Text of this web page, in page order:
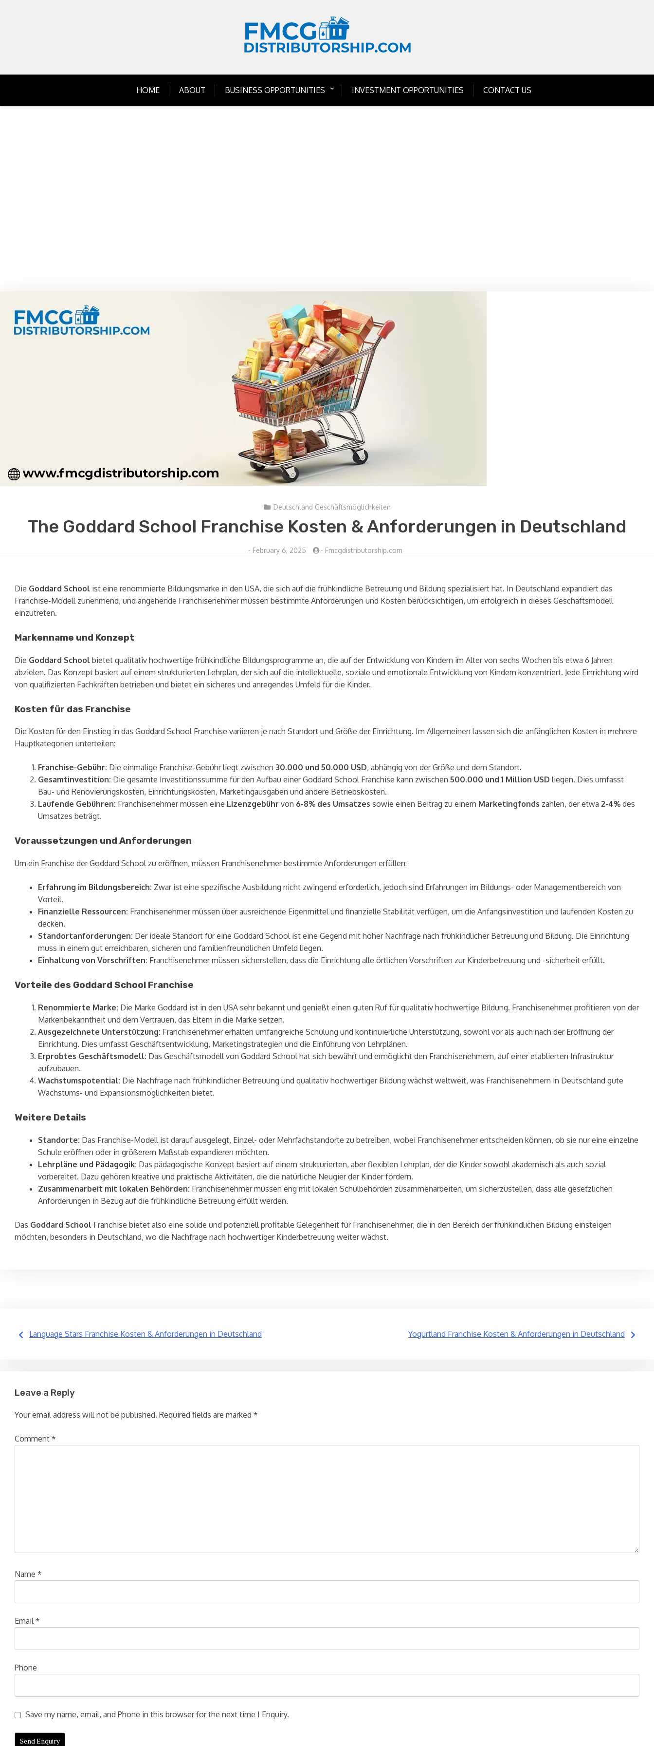
HOME ABOUT BUSINESS OPPORTUNITIES INVESTMENT OPPORTUNITIES CONTACT US
Deutschland Geschäftsmöglichkeiten
The Goddard School Franchise Kosten & Anforderungen in Deutschland
- February 6, 2025 - Fmcgdistributorship.com
Die Goddard School ist eine renommierte Bildungsmarke in den USA, die sich auf die frühkindliche Betreuung und Bildung spezialisiert hat. In Deutschland expandiert das
Franchise-Modell zunehmend, und angehende Franchisenehmer müssen bestimmte Anforderungen und Kosten berücksichtigen, um erfolgreich in dieses Geschäftsmodell
einzutreten.
Markenname und Konzept
Die Goddard School bietet qualitativ hochwertige frühkindliche Bildungsprogramme an, die auf der Entwicklung von Kindern im Alter von sechs Wochen bis etwa 6 Jahren
abzielen. Das Konzept basiert auf einem strukturierten Lehrplan, der sich auf die intellektuelle, soziale und emotionale Entwicklung von Kindern konzentriert. Jede Einrichtung wird
von qualifizierten Fachkräften betrieben und bietet ein sicheres und anregendes Umfeld für die Kinder.
Kosten für das Franchise
Die Kosten für den Einstieg in das Goddard School Franchise variieren je nach Standort und Größe der Einrichtung. Im Allgemeinen lassen sich die anfänglichen Kosten in mehrere
Hauptkategorien unterteilen:
Franchise-Gebühr: Die einmalige Franchise-Gebühr liegt zwischen 30.000 und 50.000 USD, abhängig von der Größe und dem Standort.
Gesamtinvestition: Die gesamte Investitionssumme für den Aufbau einer Goddard School Franchise kann zwischen 500.000 und 1 Million USD liegen. Dies umfasst
Bau- und Renovierungskosten, Einrichtungskosten, Marketingausgaben und andere Betriebskosten.
Laufende Gebühren: Franchisenehmer müssen eine Lizenzgebühr von 6-8% des Umsatzes sowie einen Beitrag zu einem Marketingfonds zahlen, der etwa 2-4% des
Umsatzes beträgt.
Voraussetzungen und Anforderungen
Um ein Franchise der Goddard School zu eröffnen, müssen Franchisenehmer bestimmte Anforderungen erfüllen:
Erfahrung im Bildungsbereich: Zwar ist eine spezifische Ausbildung nicht zwingend erforderlich, jedoch sind Erfahrungen im Bildungs- oder Managementbereich von
Vorteil.
Finanzielle Ressourcen: Franchisenehmer müssen über ausreichende Eigenmittel und finanzielle Stabilität verfügen, um die Anfangsinvestition und laufenden Kosten zu
decken.
Standortanforderungen: Der ideale Standort für eine Goddard School ist eine Gegend mit hoher Nachfrage nach frühkindlicher Betreuung und Bildung. Die Einrichtung
muss in einem gut erreichbaren, sicheren und familienfreundlichen Umfeld liegen.
Einhaltung von Vorschriften: Franchisenehmer müssen sicherstellen, dass die Einrichtung alle örtlichen Vorschriften zur Kinderbetreuung und -sicherheit erfüllt.
Vorteile des Goddard School Franchise
Renommierte Marke: Die Marke Goddard ist in den USA sehr bekannt und genießt einen guten Ruf für qualitativ hochwertige Bildung. Franchisenehmer profitieren von der
Markenbekanntheit und dem Vertrauen, das Eltern in die Marke setzen.
Ausgezeichnete Unterstützung: Franchisenehmer erhalten umfangreiche Schulung und kontinuierliche Unterstützung, sowohl vor als auch nach der Eröffnung der
Einrichtung. Dies umfasst Geschäftsentwicklung, Marketingstrategien und die Einführung von Lehrplänen.
Erprobtes Geschäftsmodell: Das Geschäftsmodell von Goddard School hat sich bewährt und ermöglicht den Franchisenehmern, auf einer etablierten Infrastruktur
aufzubauen.
Wachstumspotential: Die Nachfrage nach frühkindlicher Betreuung und qualitativ hochwertiger Bildung wächst weltweit, was Franchisenehmern in Deutschland gute
Wachstums- und Expansionsmöglichkeiten bietet.
Weitere Details
Standorte: Das Franchise-Modell ist darauf ausgelegt, Einzel- oder Mehrfachstandorte zu betreiben, wobei Franchisenehmer entscheiden können, ob sie nur eine einzelne
Schule eröffnen oder in größerem Maßstab expandieren möchten.
Lehrpläne und Pädagogik: Das pädagogische Konzept basiert auf einem strukturierten, aber flexiblen Lehrplan, der die Kinder sowohl akademisch als auch sozial
vorbereitet. Dazu gehören kreative und praktische Aktivitäten, die die natürliche Neugier der Kinder fördern.
Zusammenarbeit mit lokalen Behörden: Franchisenehmer müssen eng mit lokalen Schulbehörden zusammenarbeiten, um sicherzustellen, dass alle gesetzlichen
Anforderungen in Bezug auf die frühkindliche Betreuung erfüllt werden.
Das Goddard School Franchise bietet also eine solide und potenziell profitable Gelegenheit für Franchisenehmer, die in den Bereich der frühkindlichen Bildung einsteigen
möchten, besonders in Deutschland, wo die Nachfrage nach hochwertiger Kinderbetreuung weiter wächst.
Post
Language Stars Franchise Kosten & Anforderungen in Deutschland Yogurtland Franchise Kosten & Anforderungen in Deutschland
Leave a Reply
Your email address will not be published. Required fields are marked *
Comment *
Name *
Email*
Phone
Save my name, email, and Phone in this browser for the next time I Enquiry.